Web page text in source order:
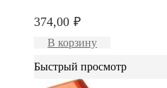
374,00 ₽
В корзину
Быстрый просмотр